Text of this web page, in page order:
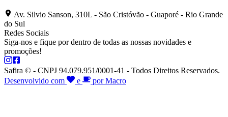
Av. Silvio Sanson, 310L - São Cristóvão - Guaporé - Rio Grande
do Sul
Redes Sociais
Siga-nos e fique por dentro de todas as nossas novidades e
promoções!
Safira © - CNPJ 94.079.951/0001-41 - Todos Direitos Reservados.
Desenvolvido com
e por Macro